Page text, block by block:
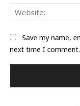
Save my name,
next time I comment.